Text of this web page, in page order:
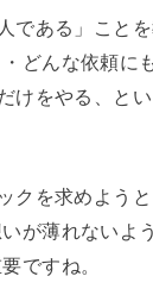
である」こと
どんな依頼に
けをやる、と
クを求めよう
が薄れないよ
ですね。